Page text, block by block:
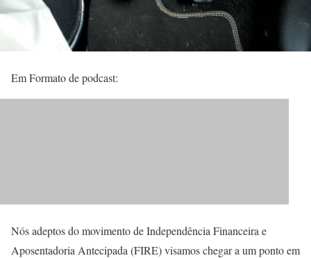
Em Formato de podcast:
Nós adeptos do movimento de Independência Financeira e
Aposentadoria Antecipada (FIRE) visamos chegar a um ponto em